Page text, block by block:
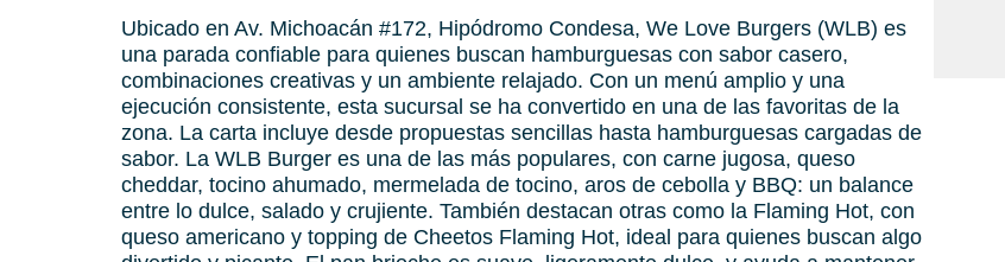
Ubicado en Av. Michoacán #172, Hipódromo Condesa, We Love Burgers (WLB) es
una parada confiable para quienes buscan hamburguesas con sabor casero,
combinaciones creativas y un ambiente relajado. Con un menú amplio y una
ejecución consistente, esta sucursal se ha convertido en una de las favoritas de la
zona. La carta incluye desde propuestas sencillas hasta hamburguesas cargadas de
sabor. La WLB Burger es una de las más populares, con carne jugosa, queso
cheddar, tocino ahumado, mermelada de tocino, aros de cebolla y BBQ: un balance
entre lo dulce, salado y crujiente. También destacan otras como la Flaming Hot, con
queso americano y topping de Cheetos Flaming Hot, ideal para quienes buscan algo